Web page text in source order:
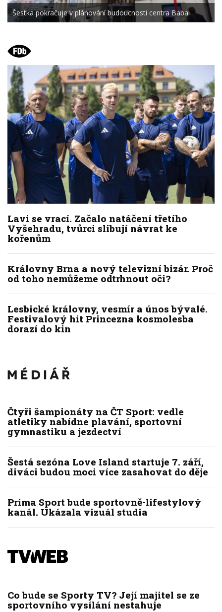
Šestka pokračuje v plánování budoucnosti centra Baba
Lavi se vrací. Začalo natáčení třetího
Vyšehradu, tvůrci slibují návrat ke
kořenům
Královny Brna a nový televizní bizár. Proč
od toho nemůžeme odtrhnout oči?
Lesbické královny, vesmír a únos bývalé.
Festivalový hit Princezna kosmolesba
dorazí do kin
Čtyři šampionáty na ČT Sport: vedle
atletiky nabídne plavání, sportovní
gymnastiku a jezdectví
Šestá sezóna Love Island startuje 7. září,
diváci budou moci více zasahovat do děje
Prima Sport bude sportovně-lifestylový
kanál. Ukázala vizuál studia
Co bude se Sporty TV? Její majitel se ze
sportovního vysílání nestahuje